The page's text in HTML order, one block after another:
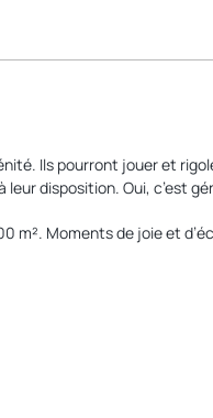
Ils pourront jouer et
disposition. Oui, c’est
m². Moments de joie et